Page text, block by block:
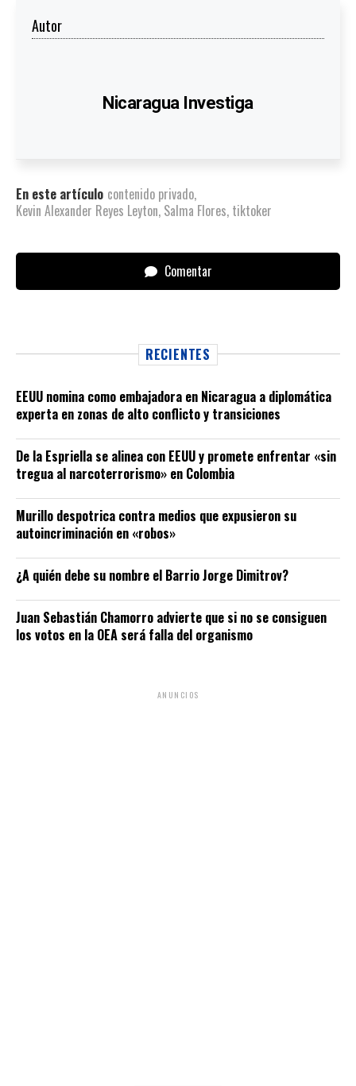
Autor
Nicaragua Investiga
En este artículo contenido privado,
Kevin Alexander Reyes Leyton, Salma Flores, tiktoker
Comentar
RECIENTES
EEUU nomina como embajadora en Nicaragua a diplomática
experta en zonas de alto conflicto y transiciones
De la Espriella se alinea con EEUU y promete enfrentar «sin
tregua al narcoterrorismo» en Colombia
Murillo despotrica contra medios que expusieron su
autoincriminación en «robos»
¿A quién debe su nombre el Barrio Jorge Dimitrov?
Juan Sebastián Chamorro advierte que si no se consiguen
los votos en la OEA será falla del organismo
ANUNCIOS